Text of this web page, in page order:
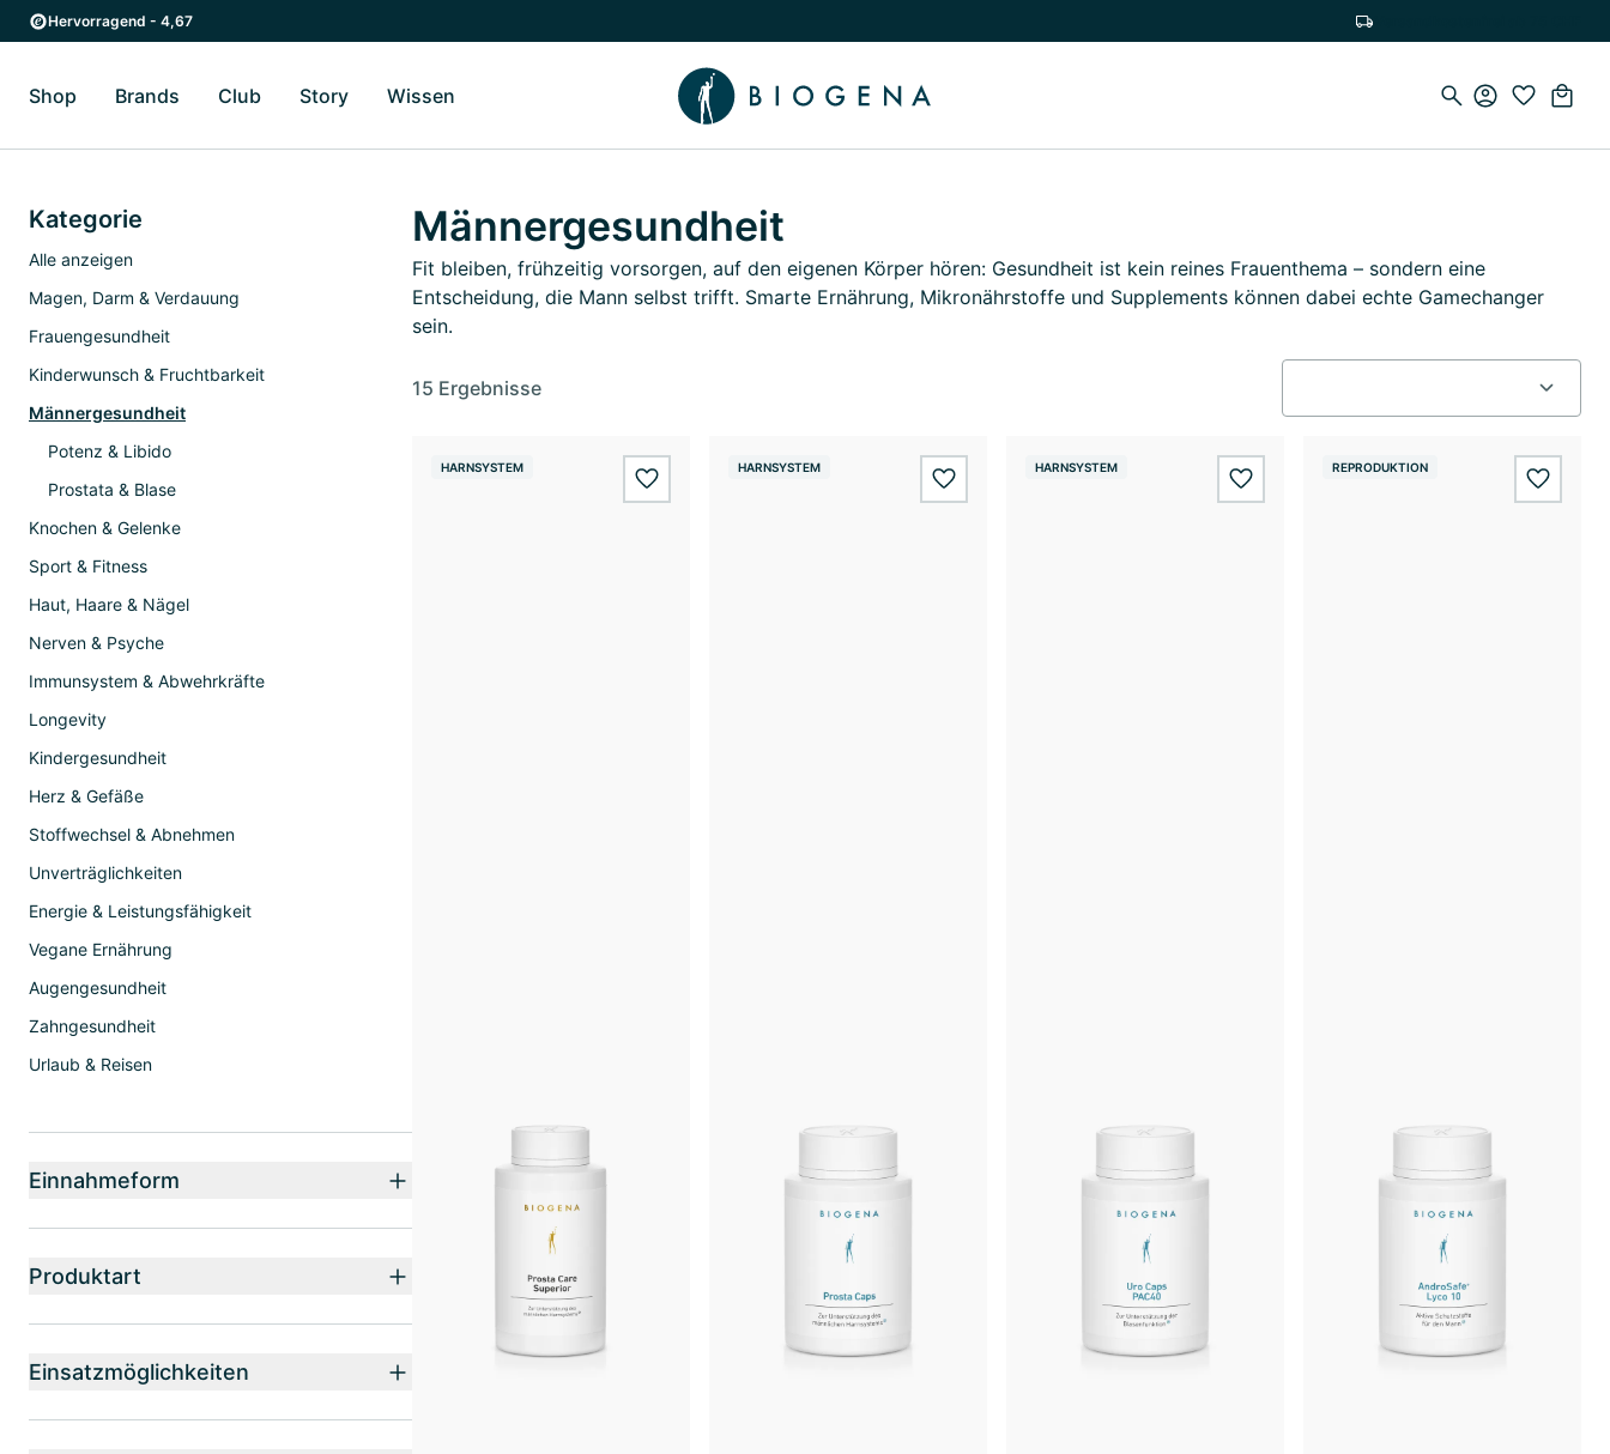
Zum Hauptinhalt springen
Zur Hauptnavigation springen
Hervorragend - 4,67
Shop Zum Untermenü Shop umschalten
Brands Zum Untermenü Brands umschalten
Club Zum Untermenü Club umschalten
Story Zum Untermenü Story umschalten
Wissen Zum Untermenü Wissen umschalten
Männergesundheit
Fit bleiben, frühzeitig vorsorgen, auf den eigenen Körper hören: Gesundheit ist kein reines Frauenthema – sondern eine
Entscheidung, die Mann selbst trifft. Smarte Ernährung, Mikronährstoffe und Supplements können dabei echte Gamechanger
sein.
15 Ergebnisse
HARNSYSTEM
wishlist.add
HARNSYSTEM
wishlist.add
HARNSYSTEM
wishlist.add
REPRODUKTION
Kategorie
Alle anzeigen
Magen, Darm & Verdauung
Frauengesundheit
Kinderwunsch & Fruchtbarkeit
Männergesundheit
Potenz & Libido
Prostata & Blase
Knochen & Gelenke
Sport & Fitness
Haut, Haare & Nägel
Nerven & Psyche
Immunsystem & Abwehrkräfte
Longevity
Kindergesundheit
Herz & Gefäße
Stoffwechsel & Abnehmen
Unverträglichkeiten
Energie & Leistungsfähigkeit
Vegane Ernährung
Augengesundheit
Zahngesundheit
Urlaub & Reisen
Einnahmeform
Produktart
Einsatzmöglichkeiten